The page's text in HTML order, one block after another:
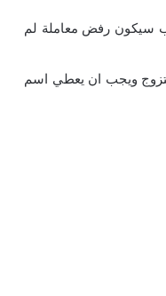
سيكون رفض معاملة لم
ويجب ان يعطي اسم